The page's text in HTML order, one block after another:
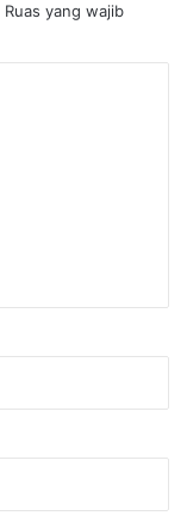
Ruas yang wajib